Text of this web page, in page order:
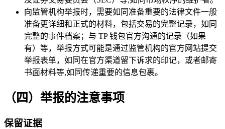
向监管机构举报时，需要如同准备重要的法律文件一般
准备更详细和正式的材料，包括交易的完整记录，如同
完整的事件档案；与 TP 钱包官方沟通的记录（如果
有）等，举报方式可能是通过监管机构的官方网站提交
举报表单，如同在官方渠道留下诉求的印记，或者邮寄
书面材料等,如同传递重要的信息包裹。
（四）举报的注意事项
保留证据